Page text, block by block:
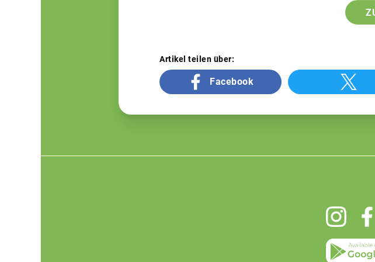
Artikel teilen über:
Facebook